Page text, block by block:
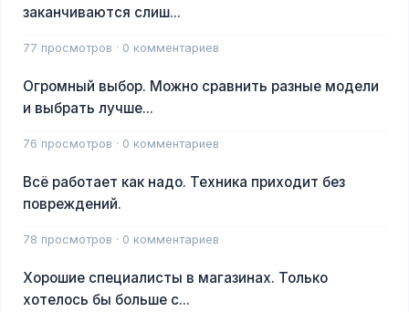
заканчиваются слиш...
77 просмотров · 0 комментариев
Огромный выбор. Можно сравнить разные модели
и выбрать лучше...
76 просмотров · 0 комментариев
Всё работает как надо. Техника приходит без
повреждений.
78 просмотров · 0 комментариев
Хорошие специалисты в магазинах. Только
хотелось бы больше с...